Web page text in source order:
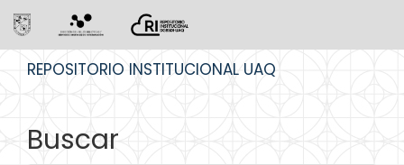
REPOSITORIO INSTITUCIONAL UAQ
Buscar